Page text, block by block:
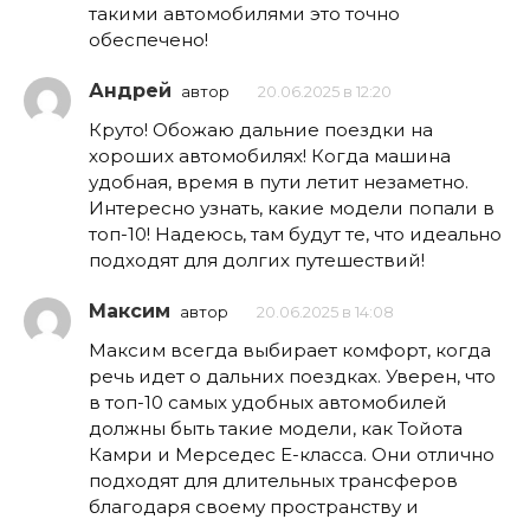
такими автомобилями это точно
обеспечено!
Андрей автор 20.06.2025 в 12:20
Круто! Обожаю дальние поездки на
хороших автомобилях! Когда машина
удобная, время в пути летит незаметно.
Интересно узнать, какие модели попали в
топ-10! Надеюсь, там будут те, что идеально
подходят для долгих путешествий!
Максим автор 20.06.2025 в 14:08
Максим всегда выбирает комфорт, когда
речь идет о дальних поездках. Уверен, что
в топ-10 самых удобных автомобилей
должны быть такие модели, как Тойота
Камри и Мерседес Е-класса. Они отлично
подходят для длительных трансферов
благодаря своему пространству и